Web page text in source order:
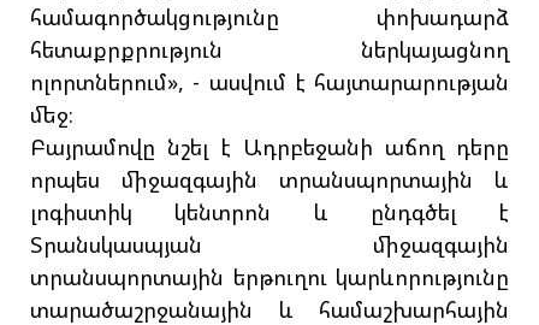
համագործակցությունը փոխադարձ
հետաքրքրություն ներկայացնող
ոլորտներում», - ասվում է հայտարարության
մեջ։
Բայրամովը նշել է Ադրբեջանի աճող դերը
որպես միջազգային տրանսպորտային և
լոգիստիկ կենտրոն և ընդգծել է
Տրանսկասպյան միջազգային
տրանսպորտային երթուղու կարևորությունը
տարածաշրջանային և համաշխարհային